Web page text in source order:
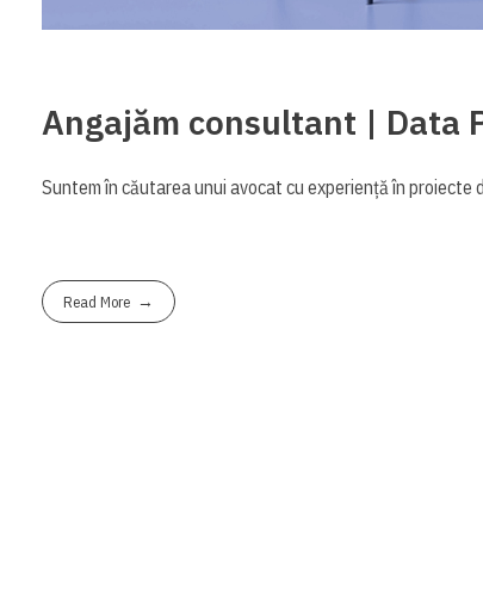
Angajăm consultant | Data
Suntem în căutarea unui avocat cu experiență în
Read More